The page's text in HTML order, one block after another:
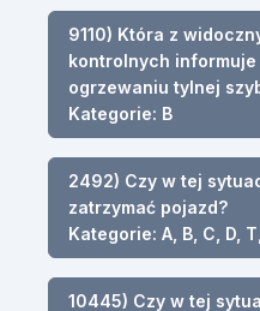
9110) Która z
kontrolnych informuje
ogrzewaniu tylnej
Kategorie: B
2492) Czy w tej
zatrzymać pojazd?
Kategorie: A, B, C, D, T,
10445) Czy w tej